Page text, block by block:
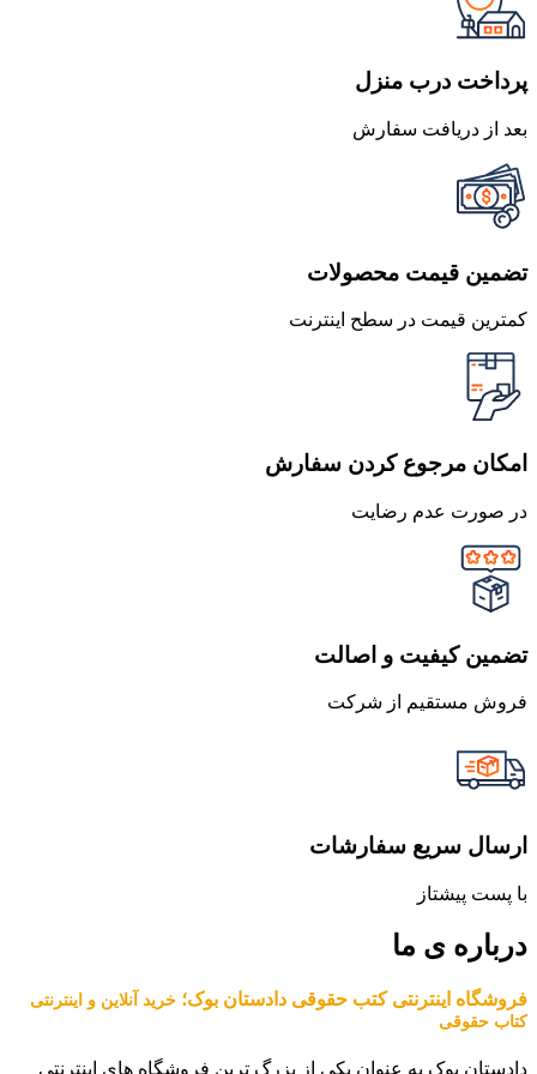
پرداخت درب منزل
بعد از دریافت سفارش
تضمین قیمت محصولات
کمترین قیمت در سطح اینترنت
امکان مرجوع کردن سفارش
در صورت عدم رضایت
تضمین کیفیت و اصالت
فروش مستقیم از شرکت
ارسال سریع سفارشات
با پست پیشتاز
درباره ی ما
فروشگاه اینترنتی کتب حقوقی دادستان بوک؛ خرید آنلاین و اینترنتی
کتاب حقوقی
دادستان بوک به عنوان یکی از بزرگ ترین فروشگاه های اینترنتی